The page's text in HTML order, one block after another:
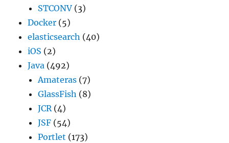
STCONV (3)
Docker (5)
elasticsearch (40)
iOS (2)
Java (492)
Amateras (7)
GlassFish (8)
JCR(4)
JSF (54)
Portlet (173)